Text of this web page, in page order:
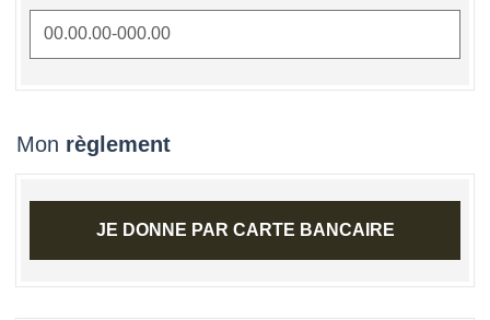
Mon règlement
JE DONNE PAR CARTE BANCAIRE